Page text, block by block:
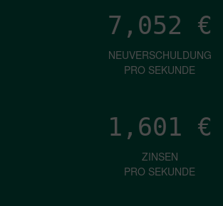
7,052 €
NEUVERSCHULDUNG
PRO SEKUNDE
1,601 €
ZINSEN
PRO SEKUNDE